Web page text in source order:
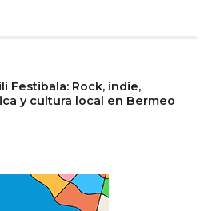
Festibala: Rock, indie,
y cultura local en Bermeo